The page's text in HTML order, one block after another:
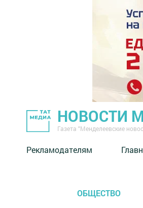
НОВОСТИ
Газета "Менделеевские
Рекламодателям
ОБЩЕСТВО